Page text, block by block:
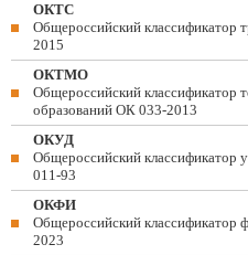
ОКТС
Общероссийский
2015
ОКТМО
Общероссийский классификатор
образований ОК 033-2013
ОКУД
Общероссийский классификатор
011-93
ОКФИ
Общероссийский классификатор
2023